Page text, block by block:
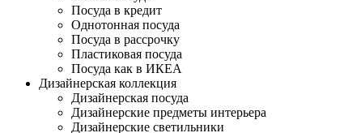
Посуда в кредит
Однотонная посуда
Посуда в рассрочку
Пластиковая посуда
Посуда как в ИКЕА
Дизайнерская коллекция
Дизайнерская посуда
Дизайнерские предметы интерьера
Дизайнерские светильники